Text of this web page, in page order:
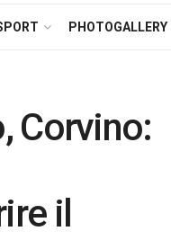
PHOTOGALLERY
Corvino:
il